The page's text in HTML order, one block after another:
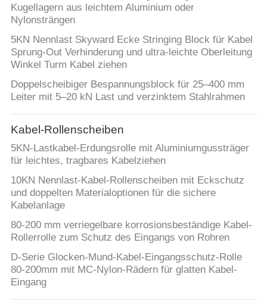
SITEMAP
DATENSCHUTZRICHTLINIE
Kugellagern aus leichtem Aluminium oder
Nylonsträngen
5KN Nennlast Skyward Ecke Stringing Block für Kabel
Sprung-Out Verhinderung und ultra-leichte Oberleitung
Winkel Turm Kabel ziehen
Doppelscheibiger Bespannungsblock für 25–400 mm
Leiter mit 5–20 kN Last und verzinktem Stahlrahmen
Kabel-Rollenscheiben
5KN-Lastkabel-Erdungsrolle mit Aluminiumgussträger
für leichtes, tragbares Kabelziehen
10KN Nennlast-Kabel-Rollenscheiben mit Eckschutz
und doppelten Materialoptionen für die sichere
Kabelanlage
80-200 mm verriegelbare korrosionsbeständige Kabel-
Rollerrolle zum Schutz des Eingangs von Rohren
D-Serie Glocken-Mund-Kabel-Eingangsschutz-Rolle
80-200mm mit MC-Nylon-Rädern für glatten Kabel-
Eingang